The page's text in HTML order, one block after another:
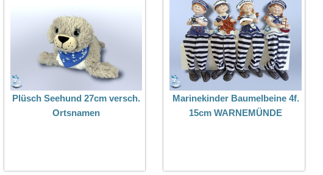
Plüsch Seehund 27cm versch.
Ortsnamen
Marinekinder Baumelbeine 4f.
15cm WARNEMÜNDE